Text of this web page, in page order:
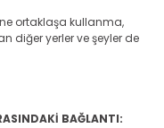
ortaklaşa kullanma,
diğer yerler ve şeyler de
BAĞLANTI: